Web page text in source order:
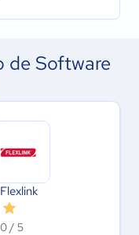
de Software
Flexlink
0 / 5